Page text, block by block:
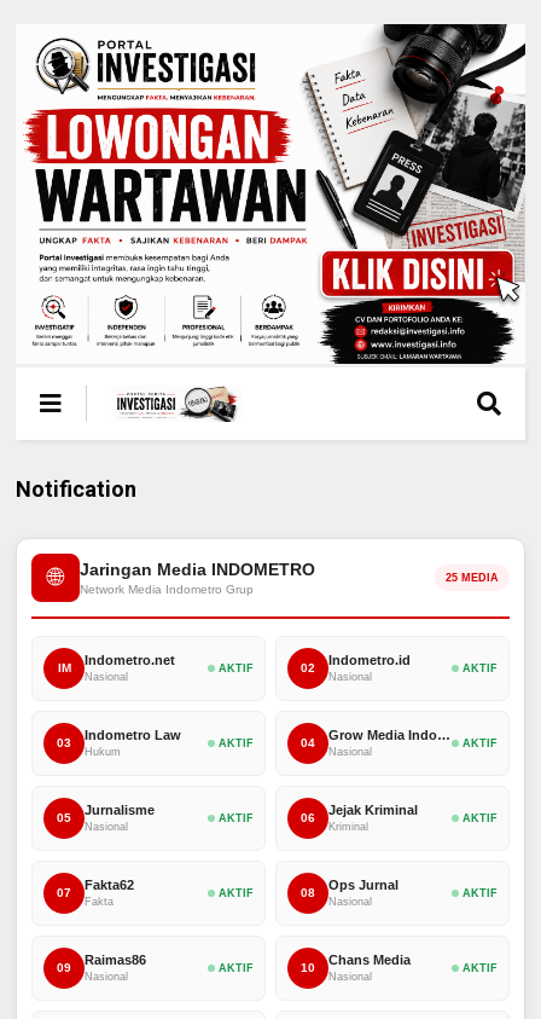
Notification
🌐 Jaringan Media INDOMETRO
Network Media Indometro Grup
25 MEDIA
IM
Indometro.net
Nasional
AKTIF 02
Indometro.id
Nasional
AKTIF
03
Indometro Law
Hukum
AKTIF 04
Grow Media Indonesia
Nasional
AKTIF
05
Jurnalisme
Nasional
AKTIF 06
Jejak Kriminal
Kriminal
AKTIF
07
Fakta62
Fakta
AKTIF 08
Ops Jurnal
Nasional
AKTIF
09
Raimas86
Nasional
AKTIF 10
Chans Media
Nasional
AKTIF